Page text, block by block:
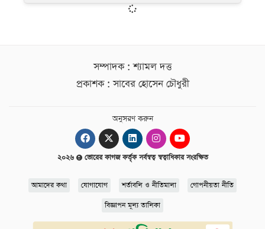
সম্পাদক : শ্যামল দত্ত
প্রকাশক : সাবের হোসেন চৌধুরী
অনুসরণ করুন
২০২৬ ভোরের কাগজ কর্তৃক সর্বস্বত্ব স্বত্বাধিকার সংরক্ষিত
আমাদের কথা যোগাযোগ শর্তাবলি ও নীতিমালা গোপনীয়তা নীতি
বিজ্ঞাপন মূল্য তালিকা